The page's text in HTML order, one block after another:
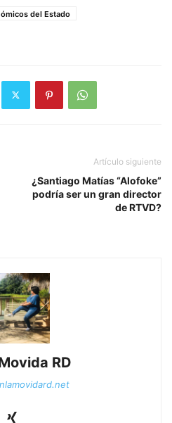
del Estado
Artículo siguiente
¿Santiago Matías “Alofoke”
podría ser un gran director
de RTVD?
RD